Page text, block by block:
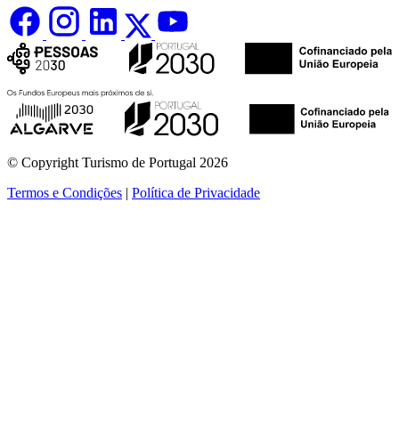
© Copyright Turismo de Portugal 2026
Termos e Condições | Política de Privacidade